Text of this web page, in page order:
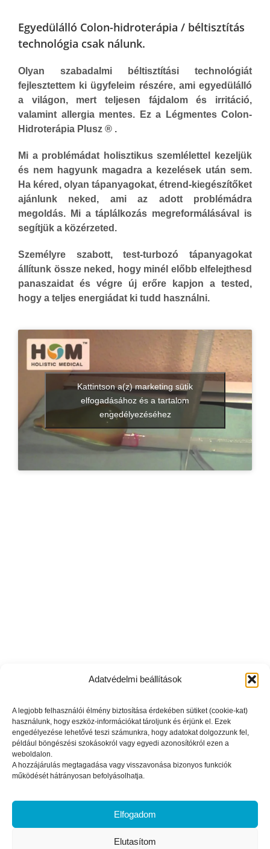
Adatvédelmi beállítások
A legjobb felhasználói élmény biztosítása érdekében sütiket (cookie-kat)
használunk, hogy eszköz-információkat tároljunk és érjünk el. Ezek
engedélyezése lehetővé teszi számunkra, hogy adatokat dolgozzunk fel,
például böngészési szokásokról vagy egyedi azonosítókról ezen a
weboldalon.
A hozzájárulás megtagadása vagy visszavonása bizonyos funkciók
működését hátrányosan befolyásolhatja.
Elfogadom
Elutasítom
Egyedülálló Colon-hidroterápia / béltisztítás
technológia csak nálunk.
Olyan szabadalmi béltisztítási technológiát
fejlesztettem ki ügyfeleim részére, ami egyedülálló
a világon, mert teljesen fájdalom és irritáció,
valamint allergia mentes. Ez a Légmentes Colon-
Hidroterápia Plusz ® .
Mi a problémádat holisztikus szemlélettel kezeljük
és nem hagyunk magadra a kezelések után sem.
Ha kéred, olyan tápanyagokat, étrend-kiegészítőket
ajánlunk neked, ami az adott problémádra
megoldás. Mi a táplálkozás megreformálásával is
segítjük a közérzeted.
Személyre szabott, test-turbozó tápanyagokat
állítunk össze neked, hogy minél előbb elfelejthesd
panaszaidat és végre új erőre kapjon a tested,
hogy a teljes energiádat ki tudd használni.
Kattintson a(z) marketing sütik
elfogadásához és a tartalom
engedélyezéséhez
KIHASZNÁLOM A KÚRÁHOZ IGÉNYBE